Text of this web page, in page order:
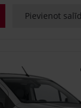
Pievienot